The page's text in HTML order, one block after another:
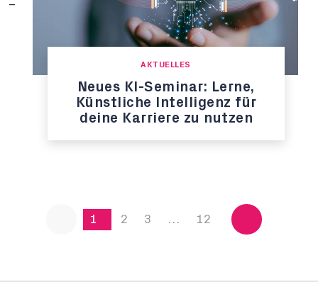
AKTUELLES
Neues KI-Seminar: Lerne,
Künstliche Intelligenz für
deine Karriere zu nutzen
1 2 3 … 12